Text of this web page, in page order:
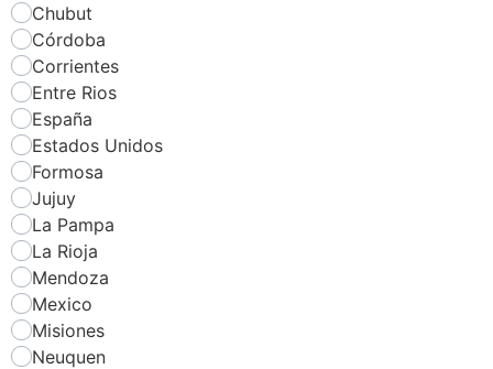
Chubut
Córdoba
Corrientes
Entre Rios
España
Estados Unidos
Formosa
Jujuy
La Pampa
La Rioja
Mendoza
Mexico
Misiones
Neuquen